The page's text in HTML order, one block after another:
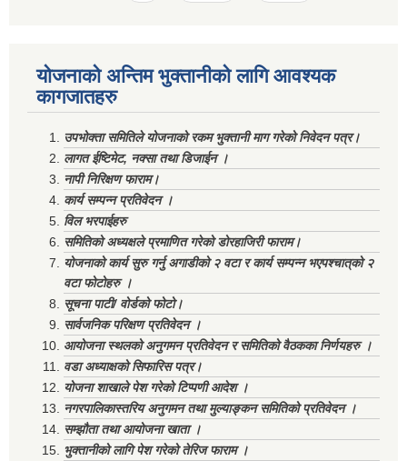
योजनाको अन्तिम भुक्तानीको लागि आवश्यक
कागजातहरु
उपभोक्ता समितिले योजनाको रकम भुक्तानी माग गरेको निवेदन पत्र।
लागत ईष्टिमेट, नक्सा तथा डिजाईन ।
नापी निरिक्षण फाराम।
कार्य सम्पन्न प्रतिवेदन ।
विल भरपाईहरु
समितिको अध्यक्षले प्रमाणित गरेको डोरहाजिरी फाराम।
योजनाको कार्य सुरु गर्नु अगाडीको २ वटा र कार्य सम्पन्न भएपश्चात्‌को २
वटा फोटोहरु ।
सूचना पाटी/ वोर्डको फोटो।
सार्वजनिक परिक्षण प्रतिवेदन ।
आयोजना स्थलको अनुगमन प्रतिवेदन र समितिको वैठकका निर्णयहरु ।
वडा अध्याक्षको सिफारिस पत्र।
योजना शाखाले पेश गरेको टिप्पणी आदेश ।
नगरपालिकास्तरिय अनुगमन तथा मुल्याङ्कन समितिको प्रतिवेदन ।
सम्झौता तथा आयोजना खाता ।
भुक्तानीको लागि पेश गरेको तेरिज फाराम ।